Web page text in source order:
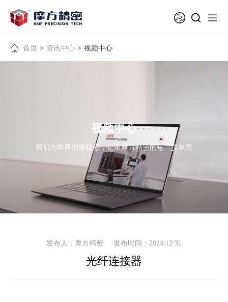
首页 > 资讯中心 > 视频中心
视频中心
我们为世界创造精彩，记录摩方精密的每一步发展
发布人：摩方精密 发布时间：2024/12/31
光纤连接器